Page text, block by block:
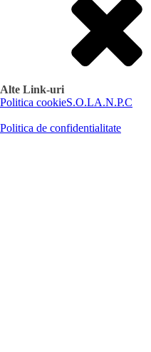
Alte Link-uri
Politica cookieS.O.LA.N.P.C
Politica de confidentialitate